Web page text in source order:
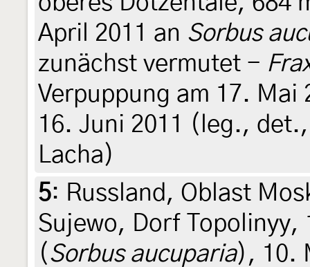
April 2011 an Sorbus
zunächst vermutet -
Verpuppung am 17. Mai
16. Juni 2011 (leg.,
Lacha)
5: Russland, Oblast
Sujewo, Dorf Topolinyy,
( Sorbus aucuparia), 10.